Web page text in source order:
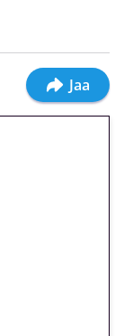
Jaa